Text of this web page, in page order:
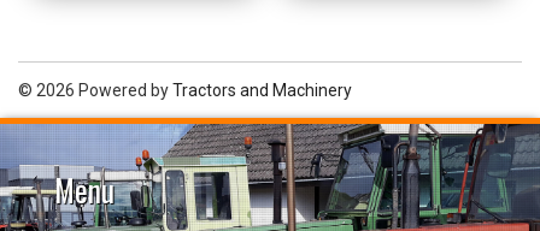
© 2026 Powered byTractors and Machinery
Menu